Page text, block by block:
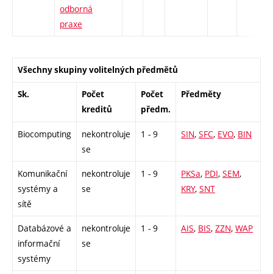
odborná
praxe
Všechny skupiny volitelných předmětů
Sk.
Počet
kreditů
Počet
předm.
Předměty
Biocomputing
nekontroluje
se
1 - 9 SIN, SFC, EVO, BIN
Komunikační
systémy a
sítě
nekontroluje
se
1 - 9 PKSa, PDI, SEM,
KRY, SNT
Databázové a
informační
systémy
nekontroluje
se
1 - 9 AIS, BIS, ZZN, WAP